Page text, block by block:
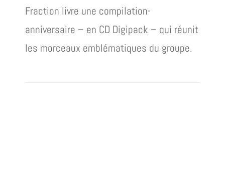
Fraction livre une compilation-
anniversaire – en CD Digipack – qui réunit
les morceaux emblématiques du groupe.